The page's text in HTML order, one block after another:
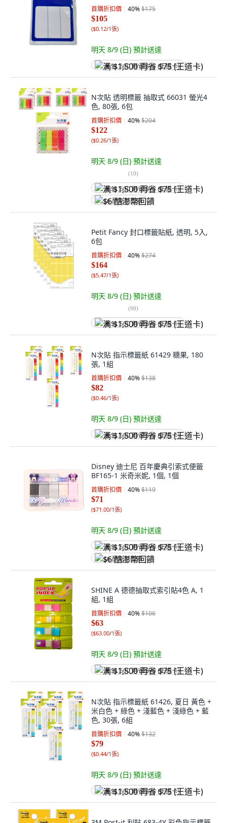
首購折扣價 40%$175
$105
($0.12/1張)
明天 8/9 (日) 預計送達
满 $1,500 再省 $75 (王道卡)
N次貼 透明標籤 抽取式 66031 螢光4
色, 80張, 6包
首購折扣價 40%$204
$122
($0.26/1張)
明天 8/9 (日) 預計送達
(10)
满 $1,500 再省 $75 (王道卡)
$6 酷澎幣回饋
Petit Fancy 封口標籤貼紙, 透明, 5入,
6包
首購折扣價 40%$274
$164
($5.47/1張)
明天 8/9 (日) 預計送達
(90)
满 $1,500 再省 $75 (王道卡)
N次貼 指示標籤紙 61429 糖果, 180
張, 1組
首購折扣價 40%$138
$82
($0.46/1張)
明天 8/9 (日) 預計送達
满 $1,500 再省 $75 (王道卡)
Disney 迪士尼 百年慶典引索式便籤
BF165-1 米奇米妮, 1個, 1個
首購折扣價 40%$119
$71
($71.00/1張)
明天 8/9 (日) 預計送達
满 $1,500 再省 $75 (王道卡)
$6 酷澎幣回饋
SHINE A 德德抽取式索引貼4色 A, 1
組, 1組
首購折扣價 40%$106
$63
($63.00/1張)
明天 8/9 (日) 預計送達
满 $1,500 再省 $75 (王道卡)
N次貼 指示標籤紙 61426, 夏日 黃色 +
米白色 + 綠色 + 淺藍色 + 淺綠色 + 藍
色, 30張, 6組
首購折扣價 40%$132
$79
($0.44/1張)
明天 8/9 (日) 預計送達
满 $1,500 再省 $75 (王道卡)